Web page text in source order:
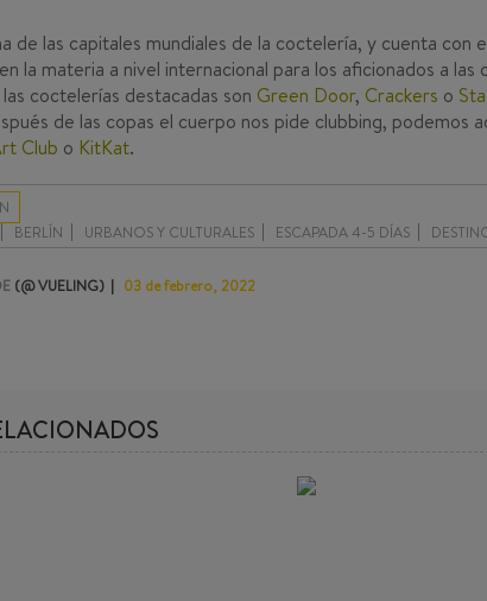
de las capitales mundiales de la coctelería, y cuenta con
la materia a nivel internacional para los aficionados a las
coctelerías destacadas son Green Door, Crackers o
de las copas el cuerpo nos pide clubbing, podemos
Club o KitKat.
BERLÍN URBANOS Y CULTURALES ESCAPADA 4-5 DÍAS
(@ VUELING) 03 de febrero, 2022